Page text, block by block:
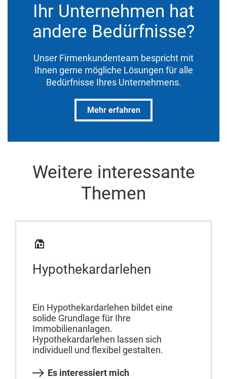
Ihr Unternehmen hat
andere Bedürfnisse?
Unser Firmenkundenteam bespricht mit
Ihnen gerne mögliche Lösungen für alle
Bedürfnisse Ihres Unternehmens.
Mehr erfahren
Weitere interessante
Themen
Hypothekardarlehen
Ein Hypothekardarlehen bildet eine
solide Grundlage für Ihre
Immobilienanlagen.
Hypothekardarlehen lassen sich
individuell und flexibel gestalten.
Es interessiert mich